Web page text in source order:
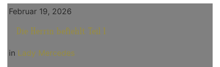
Februar 19, 2026
Die Herrin befiehlt Teil 1
in Lady Mercedes